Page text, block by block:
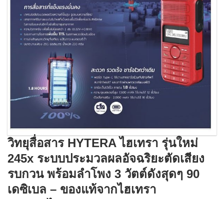
วิทยุสื่อสาร HYTERA ไฮเทรา รุ่นใหม่
245x ระบบประมวลผลอัจฉริยะตัดเสียง
รบกวน พร้อมลำโพง 3 วัตต์ดังสุดๆ 90
เดซิเบล – ของแท้จากไฮเทรา